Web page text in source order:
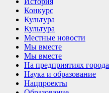
Конкурс
Культура
Культура
Местные новости
Мы вместе
Мы вместе
На предприятиях города
Наука и образование
Нацпроекты